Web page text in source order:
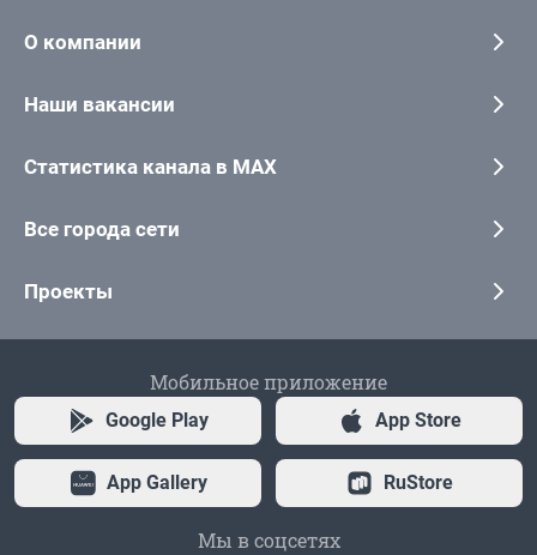
О компании
Наши вакансии
Статистика канала в MAX
Все города сети
Проекты
Мобильное приложение
Google Play App Store
App Gallery RuStore
Мы в соцсетях